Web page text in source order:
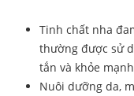
Tinh chất nha
thường được sử
tắn và khỏe
Nuôi dưỡng da,